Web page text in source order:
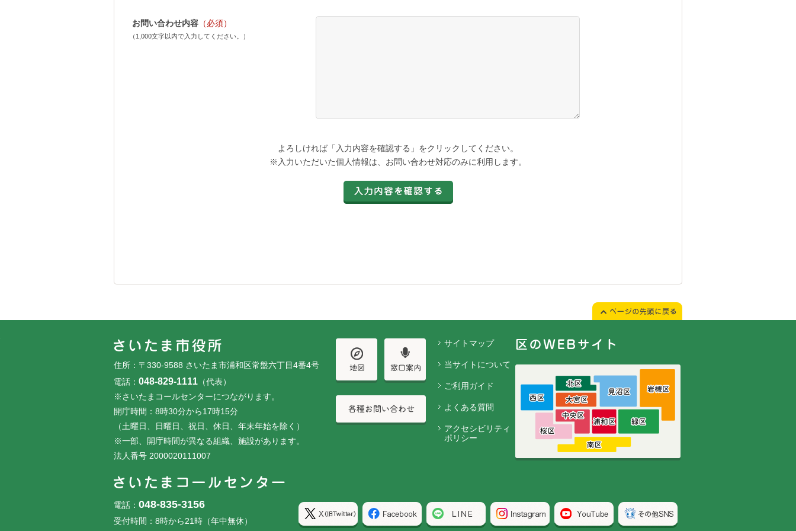
お問い合わせ内容 （必須）
（1,000文字以内で入力してください。）
よろしければ「入力内容を確認する」をクリックしてください。
※入力いただいた個人情報は、お問い合わせ対応のみに利用します。
住所：〒330-9588 さいたま市浦和区常盤六丁目4番4号
電話： 048-829-1111 （代表）
※さいたまコールセンターにつながります。
開庁時間：8時30分から17時15分
（土曜日、日曜日、祝日、休日、年末年始を除く）
※一部、開庁時間が異なる組織、施設があります。
法人番号 2000020111007
電話： 048-835-3156
受付時間：8時から21時（年中無休）
サイトマップ
当サイトについて
ご利用ガイド
よくある質問
アクセシビリティ
ポリシー